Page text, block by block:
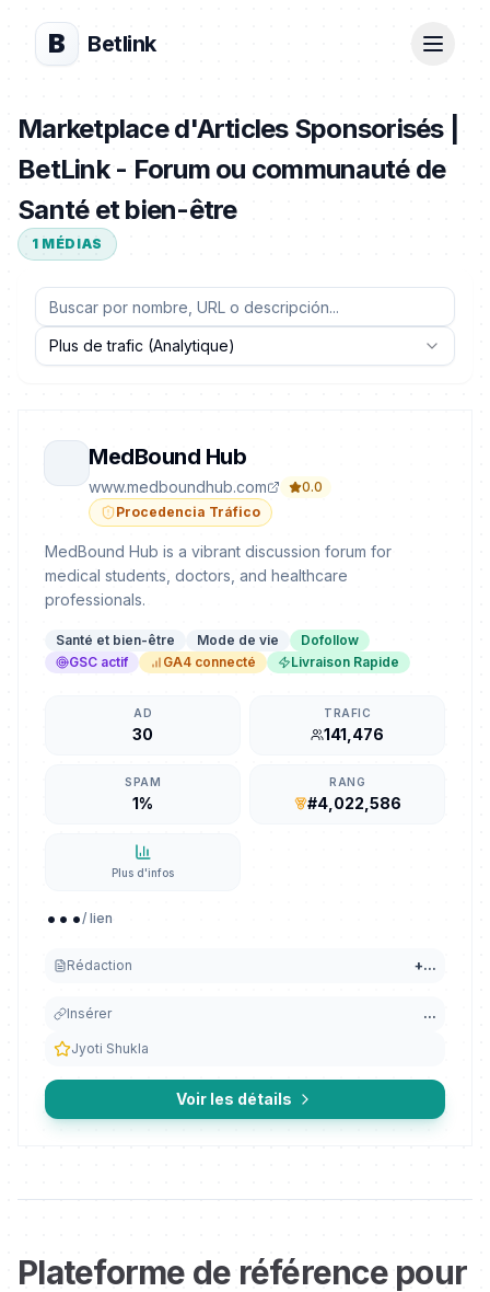
B Betlink
Marketplace d'Articles Sponsorisés |
BetLink - Forum ou communauté de
Santé et bien-être
1 MÉDIAS
Plus de trafic (Analytique)
MedBound Hub
www.medboundhub.com
0.0
Procedencia Tráfico
MedBound Hub is a vibrant discussion forum for
medical students, doctors, and healthcare
professionals.
Santé et bien-être Mode de vie
Dofollow
GSC actif
GA4 connecté Livraison Rapide
AD
30
TRAFIC
141,476
SPAM
1%
RANG
#4,022,586
Plus d'infos
.../ lien
Rédaction +...
Insérer ...
Jyoti Shukla
Voir les détails
Plateforme de référence pour